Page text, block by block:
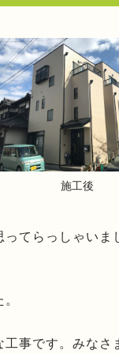
施工後
てらっしゃい
事です。みなさ